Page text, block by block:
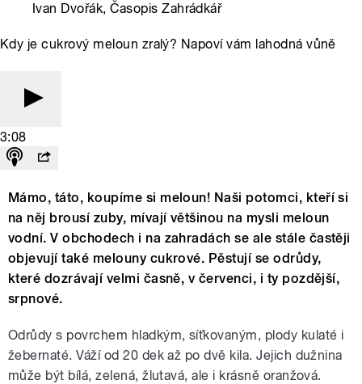
Ivan Dvořák, Časopis Zahrádkář
Kdy je cukrový meloun zralý? Napoví vám lahodná vůně
3:08
Mámo, táto, koupíme si meloun! Naši potomci, kteří si
na něj brousí zuby, mívají většinou na mysli meloun
vodní. V obchodech i na zahradách se ale stále častěji
objevují také melouny cukrové. Pěstují se odrůdy,
které dozrávají velmi časně, v červenci, i ty pozdější,
srpnové.
Odrůdy s povrchem hladkým, síťkovaným, plody kulaté i
žebernaté. Váží od 20 dek až po dvě kila. Jejich dužnina
může být bílá, zelená, žlutavá, ale i krásně oranžová.